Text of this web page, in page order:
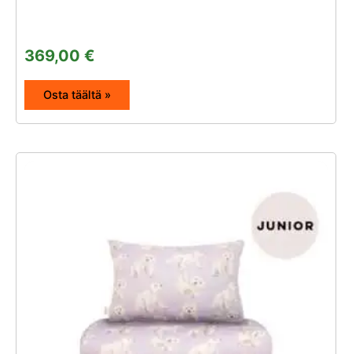
369,00 €
Osta täältä »